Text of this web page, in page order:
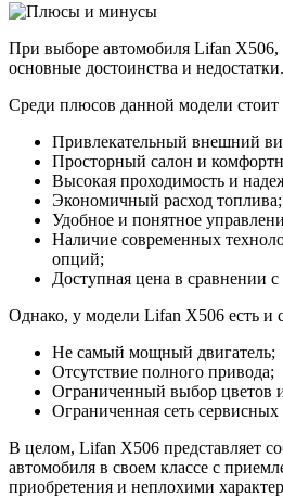
При выборе автомобиля Lifan X506,
основные достоинства и недостатки.
Среди плюсов данной модели стоит
Привлекательный внешний
Просторный салон и
Высокая проходимость и
Экономичный расход топлива;
Удобное и понятное
Наличие современных
опций;
Доступная цена в сравнении
Однако, у модели Lifan X506 есть и
Не самый мощный двигатель;
Отсутствие полного привода;
Ограниченный выбор цветов
Ограниченная сеть сервисных
В целом, Lifan X506 представляет
автомобиля в своем классе с
приобретения и неплохими